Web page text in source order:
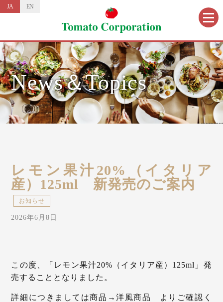
JA EN
News＆Topics
レモン果汁20%（イタリア
産）125ml 新発売のご案内
お知らせ
2026年6月8日
この度、「レモン果汁20%（イタリア産）125ml」発
売することとなりました。
詳細につきましては商品→洋風商品 よりご確認く